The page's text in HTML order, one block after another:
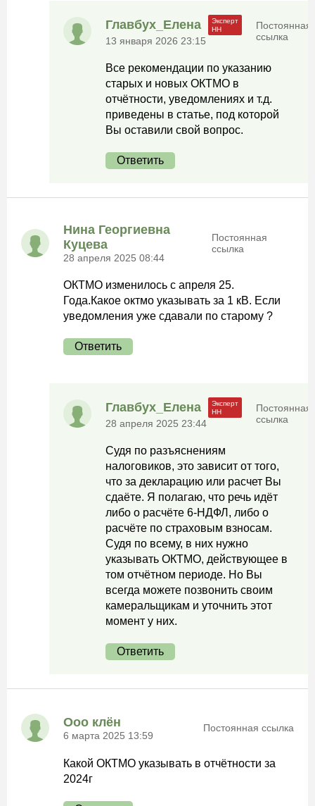
Главбух_Елена
13 января 2026 23:15
Постоянная
ссылка
Все рекомендации по указанию
старых и новых ОКТМО в
отчётности, уведомлениях и т.д.
приведены в статье, под которой
Вы оставили свой вопрос.
Ответить
Нина Георгиевна
Куцева
28 апреля 2025 08:44
Постоянная
ссылка
ОКТМО изменилось с апреля 25.
Года.Какое октмо указывать за 1 кВ. Если
уведомления уже сдавали по старому ?
Ответить
Главбух_Елена
28 апреля 2025 23:44
Постоянная
ссылка
Судя по разъяснениям
налоговиков, это зависит от того,
что за декларацию или расчет Вы
сдаёте. Я полагаю, что речь идёт
либо о расчёте 6-НДФЛ, либо о
расчёте по страховым взносам.
Судя по всему, в них нужно
указывать ОКТМО, действующее в
том отчётном периоде. Но Вы
всегда можете позвонить своим
камеральщикам и уточнить этот
момент у них.
Ответить
Ооо клён
6 марта 2025 13:59
Постоянная ссылка
Какой ОКТМО указывать в отчётности за
2024г